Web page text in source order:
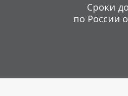
Сроки
по России